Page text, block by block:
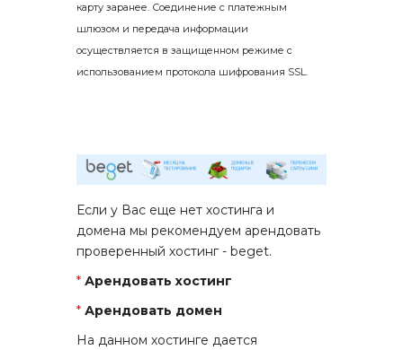
карту заранее. Соединение с платежным
шлюзом и передача информации
осуществляется в защищенном режиме с
использованием протокола шифрования SSL.
Если у Вас еще нет хостинга и
домена мы рекомендуем арендовать
проверенный хостинг - beget.
* Арендовать хостинг
* Арендовать домен
На данном хостинге дается